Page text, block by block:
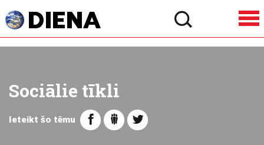
Sociālie tīkli
Ieteikt šo tēmu